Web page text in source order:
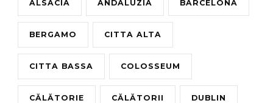
ALSACIA ANDALUZIA BARCELONA
BERGAMO CITTA ALTA
CITTA BASSA COLOSSEUM
CĂLĂTORIE CĂLĂTORII DUBLIN